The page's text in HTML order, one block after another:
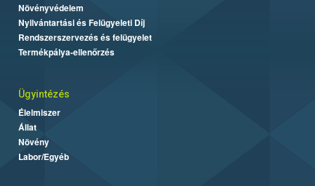
Növényvédelem
Nyilvántartási és Felügyeleti Díj
Rendszerszervezés és felügyelet
Termékpálya-ellenőrzés
Ügyintézés
Élelmiszer
Állat
Növény
Labor/Egyéb